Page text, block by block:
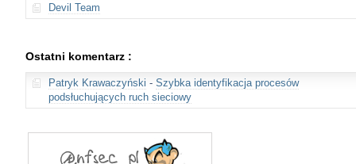
Devil Team
Ostatni komentarz :
Patryk Krawaczyński - Szybka identyfikacja procesów
podsłuchujących ruch sieciowy